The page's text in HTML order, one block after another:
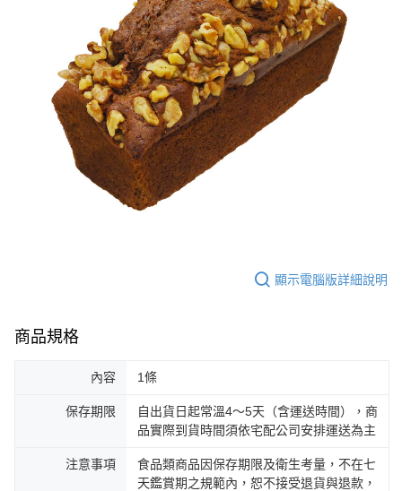
時審查核予不同之上限額度；若仍有額度不足之情形，本公司將視審查結果
請求用戶進行身份認證。
５．嚴禁一人註冊多個帳號或使用他人資訊註冊。若發現惡意使用之情形，
恩沛科技股份有限公司將有權停止該用戶之使用額度並採取法律行動。
顯示電腦版詳細說明
商品規格
內容 1條
保存期限
自出貨日起常溫4～5天（含運送時間），商
品實際到貨時間須依宅配公司安排運送為主
注意事項
食品類商品因保存期限及衛生考量，不在七
天鑑賞期之規範內，恕不接受退貨與退款，